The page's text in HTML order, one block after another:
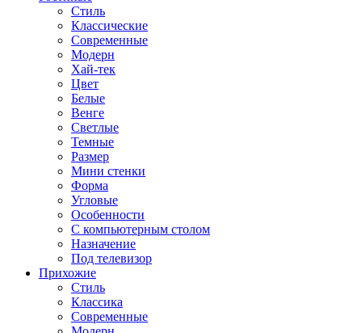
Стиль
Классические
Современные
Модерн
Хай-тек
Цвет
Белые
Венге
Светлые
Темные
Размер
Мини стенки
Форма
Угловые
Особенности
С компьютерным столом
Назначение
Под телевизор
Прихожие
Стиль
Классика
Современные